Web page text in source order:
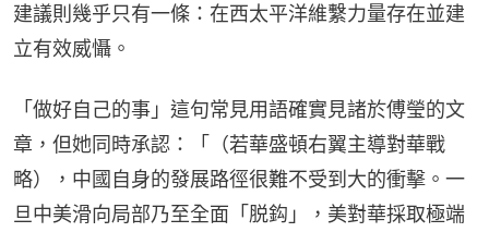
建議則幾乎只有一條：在西太平洋維繫力量存在並建
立有效威懾。
「做好自己的事」這句常見用語確實見諸於傅瑩的文
章，但她同時承認：「（若華盛頓右翼主導對華戰
略），中國自身的發展路徑很難不受到大的衝擊。一
旦中美滑向局部乃至全面「脱鈎」，美對華採取極端